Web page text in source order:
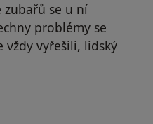
zubařů se u ní
problémy se
vždy vyřešili, lidský
Váš účet byl odstraněn